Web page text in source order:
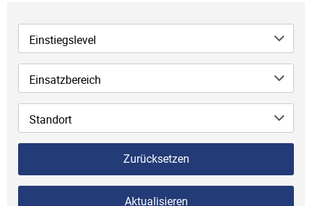
Einstiegslevel
Einsatzbereich
Standort
Zurücksetzen
Aktualisieren